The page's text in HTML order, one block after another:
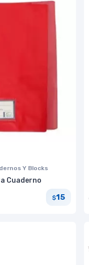
Y Blocks
Cuaderno
$15